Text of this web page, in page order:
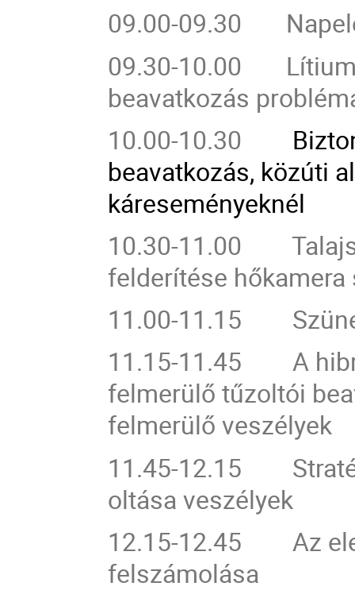
09.00-09.30
09.30-10.00 Lítium-
beavatkozás
10.00-10.30
beavatkozás, közúti
káreseményeknél
10.30-11.00
felderítése
11.00-11.15
11.15-11.45 A
felmerülő tűzoltói
felmerülő veszélyek
11.45-12.15
oltása veszélyek
12.15-12.45 Az
felszámolása